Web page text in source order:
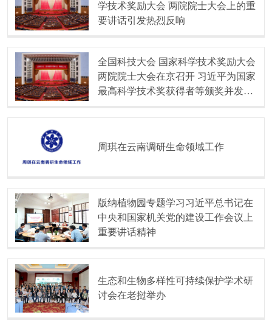
学技术奖励大会 两院院士大会上的重
要讲话引发热烈反响
全国科技大会 国家科学技术奖励大会
两院院士大会在京召开 习近平为国家
最高科学技术奖获得者等颁奖并发表
周琪在云南调研生命领域工作
版纳植物园专题学习习近平总书记在
中央和国家机关党的建设工作会议上
重要讲话精神
生态和生物多样性可持续保护学术研
讨会在老挝举办